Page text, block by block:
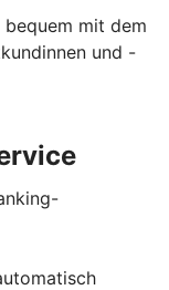
mit dem
und -